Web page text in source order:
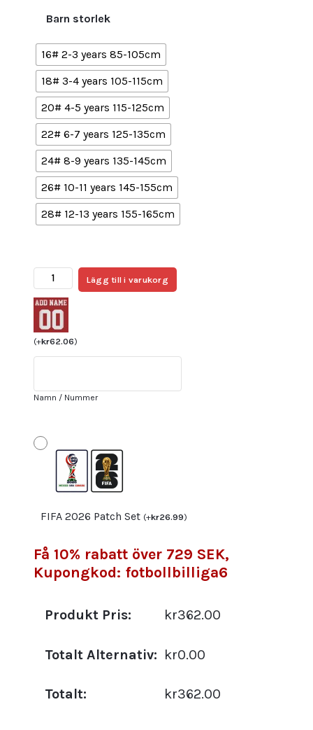
Barn storlek
16# 2-3 years 85-105cm
18# 3-4 years 105-115cm
20# 4-5 years 115-125cm
22# 6-7 years 125-135cm
24# 8-9 years 135-145cm
26# 10-11 years 145-155cm
28# 12-13 years 155-165cm
Mexiko
Hemmatröja
Barn
VM
2022
Kortärmad
Korta
namn
mängd
Lägg till i varukorg
(+kr62.06)
Namn / Nummer
FIFA 2026 Patch Set (+kr26.99)
Få 10% rabatt över 729 SEK,
Kupongkod: fotbollbilliga6
Produkt Pris: kr362.00
Totalt Alternativ: kr0.00
Totalt: kr362.00